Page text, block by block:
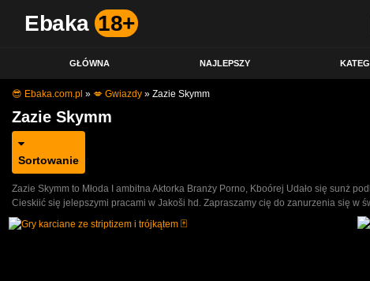
Ebaka 18+
GŁÓWNA NAJLEPSZY
😎 Ebaka.com.pl » 💋 Gwiazdy » Zazie Skymm
Zazie Skymm
Sortowanie
Zazie Skymm to Młoda I ambitna Aktorka Branży Porno, Kboórej Udało się sunż
Cieskiić się jelepszymi pracami w Jakoši hd. Zapraszamy cię do zanurzenia się w